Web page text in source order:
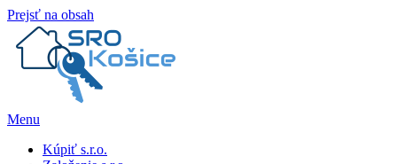
Prejsť na obsah
Menu
Kúpiť s.r.o.